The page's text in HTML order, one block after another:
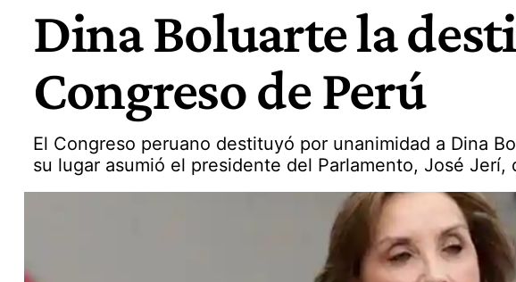
Dina Boluarte la
Congreso de Perú
El Congreso peruano destituyó por unanimidad a Dina
su lugar asumió el presidente del Parlamento, José